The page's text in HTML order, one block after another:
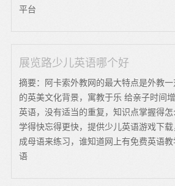
平台
展览路少儿英语哪个好
摘要：阿卡索外教网的最大特点是外教
的英美文化背景，寓教于乐 给亲子时间
英语，没有适当的重复，知识点掌握得
学得快忘得更快，提供少儿英语游戏下
成母语来练习，谁知道网上有免费英语
语